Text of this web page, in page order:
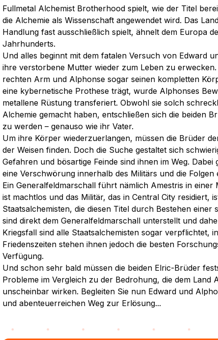
Fullmetal Alchemist Brotherhood spielt, wie der Titel
die Alchemie als Wissenschaft angewendet wird. Das
Handlung fast ausschließlich spielt, ähnelt dem Europa
Jahrhunderts.
Und alles beginnt mit dem fatalen Versuch von Edward
ihre verstorbene Mutter wieder zum Leben zu
rechten Arm und Alphonse sogar seinen kompletten
eine kybernetische Prothese trägt, wurde Alphonses
metallene Rüstung transferiert. Obwohl sie solch
Alchemie gemacht haben, entschließen sich die beiden
zu werden – genauso wie ihr Vater.
Um ihre Körper wiederzuerlangen, müssen die Brüder
der Weisen finden. Doch die Suche gestaltet sich
Gefahren und bösartige Feinde sind ihnen im Weg.
eine Verschwörung innerhalb des Militärs und die Folgen
Ein Generalfeldmarschall führt nämlich Amestris in einer
ist machtlos und das Militär, das in Central City residiert,
Staatsalchemisten, die diesen Titel durch Bestehen
sind direkt dem Generalfeldmarschall unterstellt und
Kriegsfall sind alle Staatsalchemisten sogar verpflichtet,
Friedenszeiten stehen ihnen jedoch die besten
Verfügung.
Und schon sehr bald müssen die beiden Elric-Brüder
Probleme im Vergleich zu der Bedrohung, die dem Land
unscheinbar wirken. Begleiten Sie nun Edward und
und abenteuerreichen Weg zur Erlösung...